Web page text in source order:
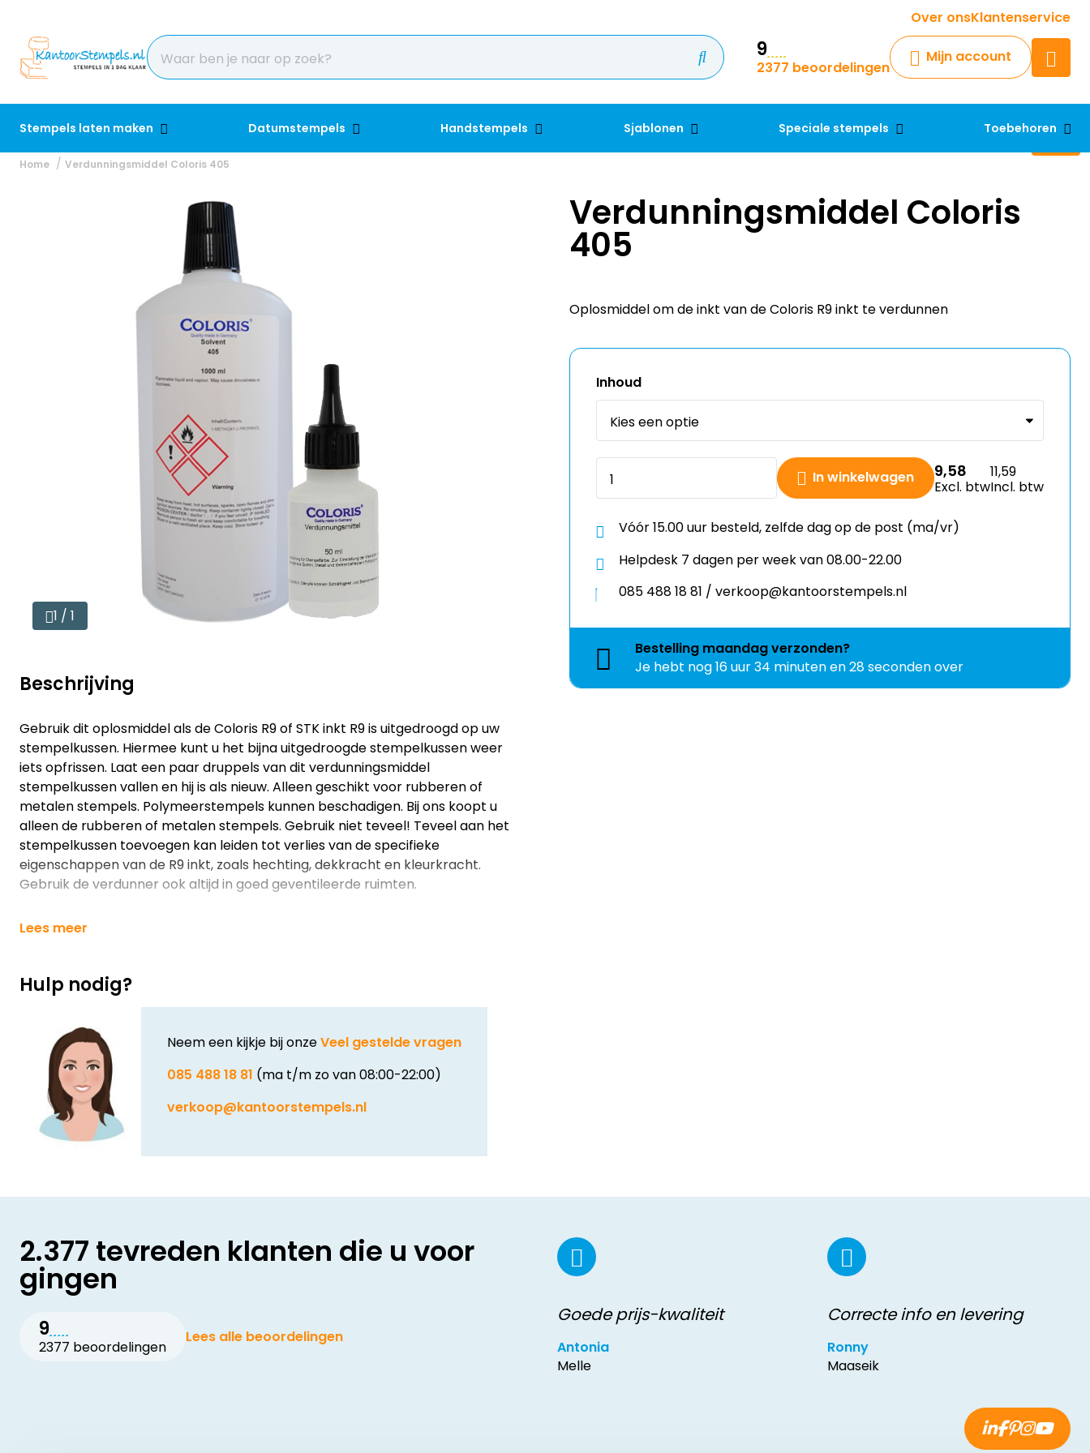
Over onsKlantenservice
9
2377 beoordelingen
Mijn account
Stempels laten maken Datumstempels Handstempels Sjablonen Speciale stempels Toebehoren
Krijg een antwoord op uw vraag
Chatbot
Chat 24/7 met onze chatbot
Contact
Home Verdunningsmiddel Coloris 405
1 / 1
Beschrijving
Gebruik dit oplosmiddel als de Coloris R9 of STK inkt R9 is uitgedroogd op uw
stempelkussen. Hiermee kunt u het bijna uitgedroogde stempelkussen weer
iets opfrissen. Laat een paar druppels van dit verdunningsmiddel
stempelkussen vallen en hij is als nieuw. Alleen geschikt voor rubberen of
metalen stempels. Polymeerstempels kunnen beschadigen. Bij ons koopt u
alleen de rubberen of metalen stempels. Gebruik niet teveel! Teveel aan het
stempelkussen toevoegen kan leiden tot verlies van de specifieke
eigenschappen van de R9 inkt, zoals hechting, dekkracht en kleurkracht.
Gebruik de verdunner ook altijd in goed geventileerde ruimten.
Lees meer
Hulp nodig?
Neem een kijkje bij onzeVeel gestelde vragen
085 488 18 81 (ma t/m zo van 08:00-22:00)
verkoop@kantoorstempels.nl
Verdunningsmiddel Coloris
405
Oplosmiddel om de inkt van de Coloris R9 inkt te verdunnen
Inhoud
In winkelwagen 9,58
Excl. btw
11,59
Incl. btw
Vóór 15.00 uur besteld, zelfde dag op de post (ma/vr)
Helpdesk 7 dagen per week van 08.00-22.00
085 488 18 81 / verkoop@kantoorstempels.nl
Bestelling maandagverzonden?
Je hebt nog16 uur 34 minuten en 27 seconden over
2.377 tevreden klanten die u voor
gingen
9
2377 beoordelingen
Lees alle beoordelingen
Goede prijs-kwaliteit
Antonia
Melle
Correcte info en levering
Ronny
Maaseik